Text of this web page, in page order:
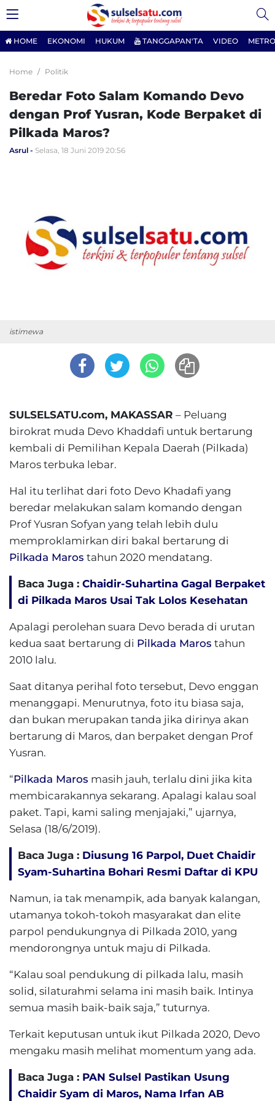
HOME EKONOMI HUKUM TANGGAPAN'TA VIDEO
Home Politik
Beredar Foto Salam Komando Devo
dengan Prof Yusran, Kode Berpaket di
Pilkada Maros?
Asrul Selasa, 18 Juni 2019 20:56
istimewa
SULSELSATU.com, MAKASSAR – Peluang
birokrat muda Devo Khaddafi untuk bertarung
kembali di Pemilihan Kepala Daerah (Pilkada)
Maros terbuka lebar.
Hal itu terlihat dari foto Devo Khadafi yang
beredar melakukan salam komando dengan
Prof Yusran Sofyan yang telah lebih dulu
memproklamirkan diri bakal bertarung di
Pilkada Maros tahun 2020 mendatang.
Baca Juga : Chaidir-Suhartina Gagal Berpaket
di Pilkada Maros Usai Tak Lolos Kesehatan
Apalagi perolehan suara Devo berada di urutan
kedua saat bertarung di Pilkada Maros tahun
2010 lalu.
Saat ditanya perihal foto tersebut, Devo enggan
menanggapi. Menurutnya, foto itu biasa saja,
dan bukan merupakan tanda jika dirinya akan
bertarung di Maros, dan berpaket dengan Prof
Yusran.
“Pilkada Maros masih jauh, terlalu dini jika kita
membicarakannya sekarang. Apalagi kalau soal
paket. Tapi, kami saling menjajaki,” ujarnya,
Selasa (18/6/2019).
Baca Juga : Diusung 16 Parpol, Duet Chaidir
Syam-Suhartina Bohari Resmi Daftar di KPU
Namun, ia tak menampik, ada banyak kalangan,
utamanya tokoh-tokoh masyarakat dan elite
parpol pendukungnya di Pilkada 2010, yang
mendorongnya untuk maju di Pilkada.
“Kalau soal pendukung di pilkada lalu, masih
solid, silaturahmi selama ini masih baik. Intinya
semua masih baik-baik saja,” tuturnya.
Terkait keputusan untuk ikut Pilkada 2020, Devo
mengaku masih melihat momentum yang ada.
Baca Juga : PAN Sulsel Pastikan Usung
Chaidir Syam di Maros, Nama Irfan AB